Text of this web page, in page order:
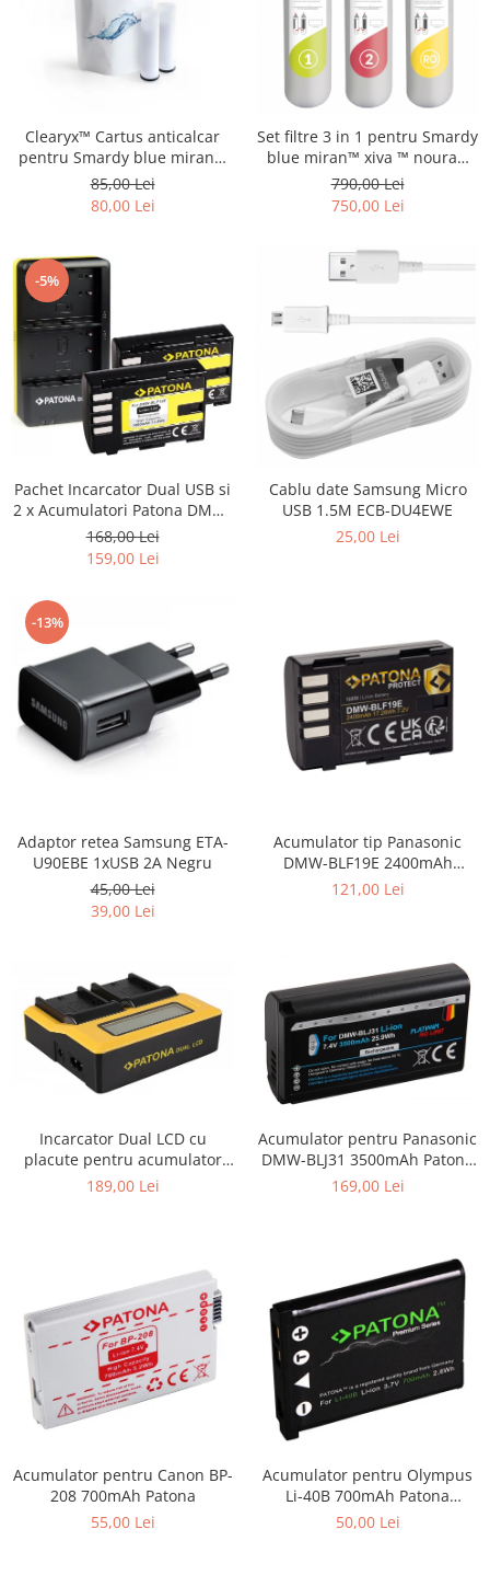
Clearyx™ Cartus anticalcar
pentru Smardy blue miran™
xiva ™ noura™ zagora ™
85,00 Lei
80,00 Lei
Set filtre 3 in 1 pentru Smardy
blue miran™ xiva ™ noura™
zagora ™ schimbare la 12 luni
790,00 Lei
750,00 Lei
-5%
Pachet Incarcator Dual USB si
2 x Acumulatori Patona DMW-
BLF19E pentru Panasonic
Lumix DC-GH5 DMC-GH4
168,00 Lei
159,00 Lei
Cablu date Samsung Micro
USB 1.5M ECB-DU4EWE
25,00 Lei
-13%
Adaptor retea Samsung ETA-
U90EBE 1xUSB 2A Negru
45,00 Lei
39,00 Lei
Acumulator tip Panasonic
DMW-BLF19E 2400mAh
Patona Protect
121,00 Lei
Incarcator Dual LCD cu
placute pentru acumulator
Sony NP-F970 Patona
189,00 Lei
Acumulator pentru Panasonic
DMW-BLJ31 3500mAh Patona
Platinum
169,00 Lei
Acumulator pentru Canon BP-
208 700mAh Patona
55,00 Lei
Acumulator pentru Olympus
Li-40B 700mAh Patona
Premium
50,00 Lei